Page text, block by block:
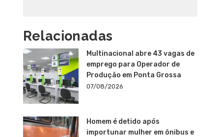
Relacionadas
Multinacional abre 43 vagas de
emprego para Operador de
Produção em Ponta Grossa
07/08/2026
Homem é detido após
importunar mulher em ônibus e